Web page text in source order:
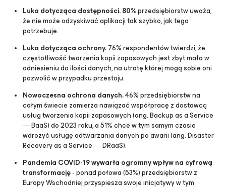
Luka dotycząca dostępności.80%przedsiębiorstw uważa,
że nie może odzyskiwać aplikacji tak szybko, jak tego
potrzebuje.
Luka dotycząca ochrony.76% respondentów twierdzi, że
częstotliwość tworzenia kopii zapasowych jest zbyt mała w
odniesieniu do ilości danych, na utratę której mogą sobie oni
pozwolić w przypadku przestoju.
Nowoczesna ochrona danych.46% przedsiębiorstw na
całym świecie zamierza nawiązać współpracę z dostawcą
usług tworzenia kopii zapasowych (ang. Backup as a Service
― BaaS) do 2023 roku, a 51% chce w tym samym czasie
wdrożyć usługę odtwarzania danych po awarii (ang. Disaster
Recovery as a Service ― DRaaS).
Pandemia COVID-19 wywarła ogromny wpływ na cyfrową
transformację- ponad połowa (53%) przedsiębiorstw z
Europy Wschodniej przyspiesza swoje inicjatywy w tym